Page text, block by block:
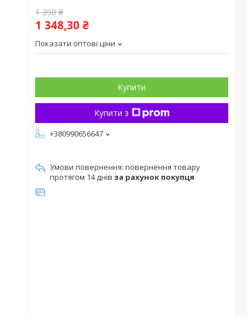
1 390 ₴
1 348,30 ₴
Показати оптові ціни
Купити
Купити з
+380990656647
повернення товару
протягом 14 днів за рахунок покупця